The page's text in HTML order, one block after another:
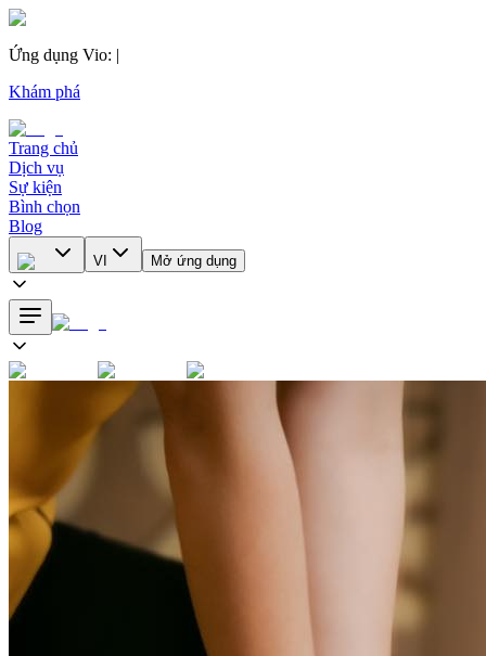
Ứng dụng Vio: |
Khám phá
Trang chủ
Dịch vụ
Sự kiện
Bình chọn
Blog
VI Mở ứng dụng